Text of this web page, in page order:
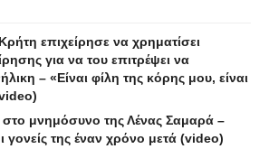
επιχείρησε να χρηματίσει
για να του επιτρέψει να
– «Είναι φίλη της κόρης μου, είναι
στο μνημόσυνο της Λένας Σαμαρά –
γονείς της έναν χρόνο μετά (video)